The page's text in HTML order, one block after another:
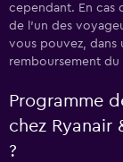
cependant. En cas
de l’un des
vous pouvez, dans
remboursement du
Programme
chez Ryanair
​?